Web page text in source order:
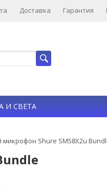
Доставка Гарантия
И СВЕТА
Shure SM58X2u